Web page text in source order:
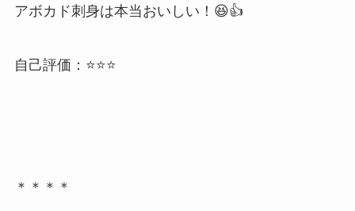
アボカド刺身は本当おいしい！😆👍
自己評価：⭐⭐⭐
＊＊＊＊